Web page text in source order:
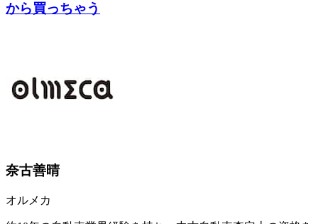
から買っちゃう
奈古善晴
オルメカ